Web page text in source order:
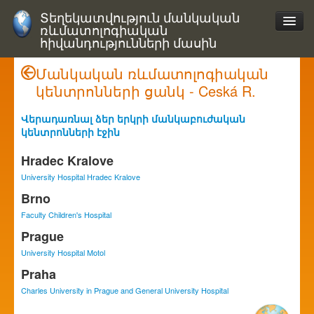
Տեղեկատվություն մանկական
ռևմատոլոգիական
հիվանդությունների մասին
Մանկական ռևմատոլոգիական
կենտրոնների ցանկ - Ceská R.
Վերադառնալ ձեր երկրի մանկաբուժական
կենտրոնների էջին
Hradec Kralove
University Hospital Hradec Kralove
Brno
Faculty Children's Hospital
Prague
University Hospital Motol
Praha
Charles University in Prague and General University Hospital